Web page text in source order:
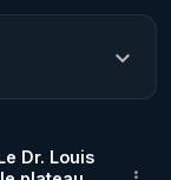
Dr. Louis